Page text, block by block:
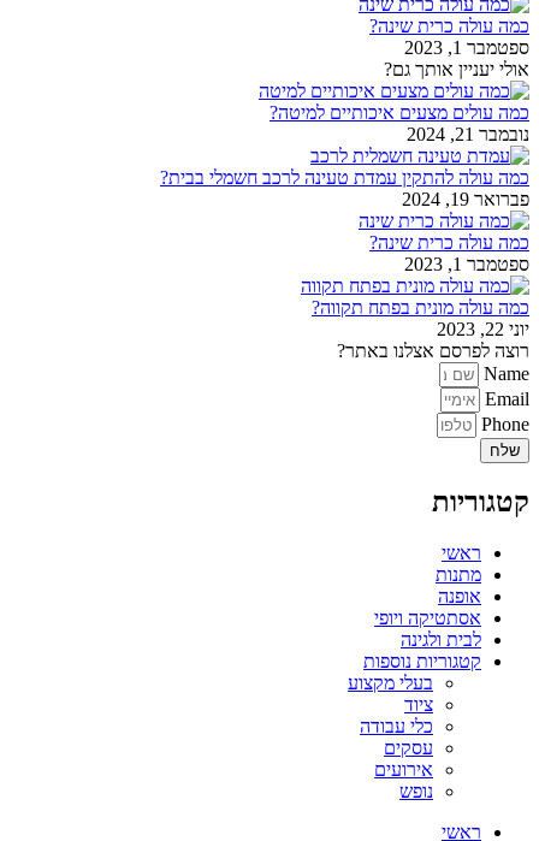
כמה עולה כרית שינה?
ספטמבר 1, 2023
אולי יעניין אותך גם?
כמה עולים מצעים איכותיים למיטה?
נובמבר 21, 2024
כמה עולה להתקין עמדת טעינה לרכב חשמלי בבית?
פברואר 19, 2024
כמה עולה כרית שינה?
ספטמבר 1, 2023
כמה עולה מונית בפתח תקווה?
יוני 22, 2023
רוצה לפרסם אצלנו באתר?
Name
Email
Phone
שלח
קטגוריות
ראשי
מתנות
אופנה
אסתטיקה ויופי
לבית ולגינה
קטגוריות נוספות
בעלי מקצוע
ציוד
כלי עבודה
עסקים
אירועים
נופש
ראשי